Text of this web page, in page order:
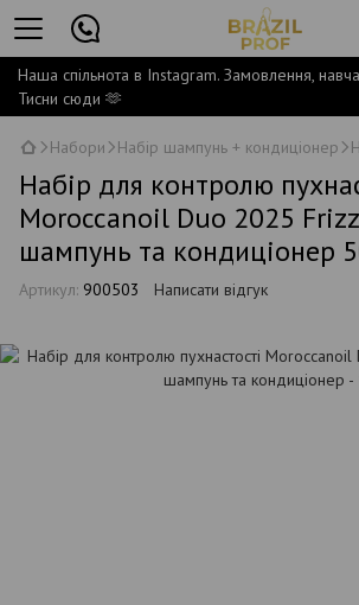
Наша спільнота в Instagram. Замовлення,
Тисни сюди 🫶
Набори Набір шампунь + кондиціонер
Набір для контролю
Moroccanoil Duo 2025
шампунь та кондиціонер
Артикул: 900503 Написати відгук